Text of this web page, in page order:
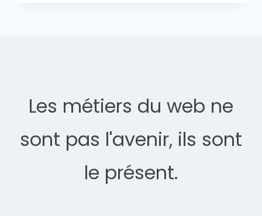
Les métiers du web ne
sont pas l'avenir, ils sont
le présent.